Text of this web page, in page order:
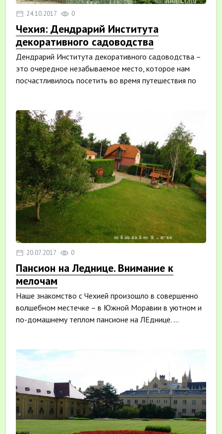
24.10.2017 0
Чехия: Дендрарий Института
декоративного садоводства
Дендрарий Института декоративного садоводства –
это очередное незабываемое место, которое нам
посчастливилось посетить во время путешествия по
20.07.2017 0
Пансион на Леднице. Внимание к
мелочам
Наше знакомство с Чехией произошло в совершенно
волшебном местечке – в Южной Моравии в уютном и
по-домашнему теплом пансионе на ЛЕднице. ...